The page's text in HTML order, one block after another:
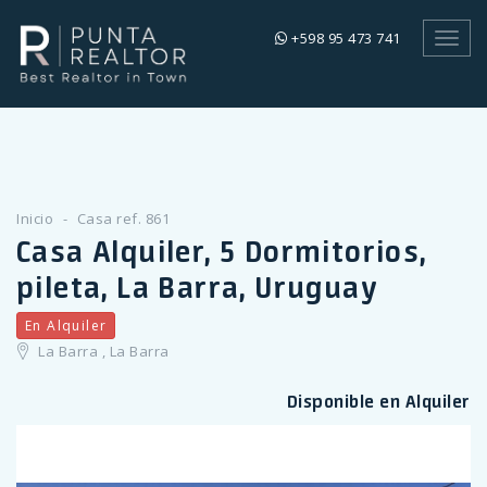
+598 95 473 741
Inicio Casa ref. 861
Casa Alquiler, 5 Dormitorios,
pileta, La Barra, Uruguay
En Alquiler
La Barra , La Barra
Disponible en Alquiler